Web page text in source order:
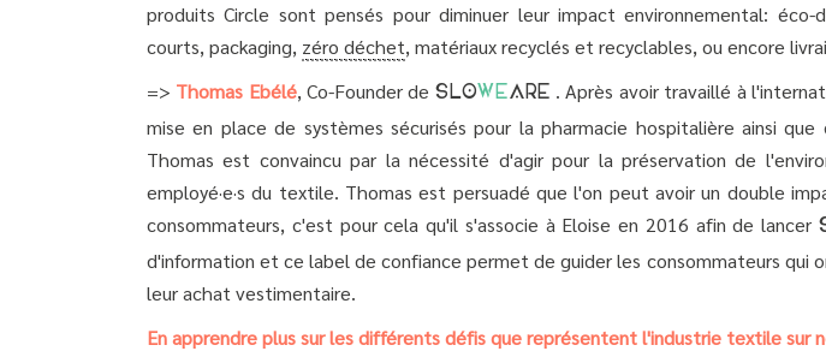
produits Circle sont pensés pour diminuer leur impact environnemental: éco-
courts, packaging, zéro déchet, matériaux recyclés et recyclables, ou encore
=> Thomas Ebélé, Co-Founder de SLOWEARE . Après avoir travaillé à
mise en place de systèmes sécurisés pour la pharmacie hospitalière ainsi
Thomas est convaincu par la nécessité d'agir pour la préservation de
employé·e·s du textile. Thomas est persuadé que l'on peut avoir un double
consommateurs, c'est pour cela qu'il s'associe à Eloise en 2016 afin de lancer
d'information et ce label de confiance permet de guider les consommateurs qui
leur achat vestimentaire.
En apprendre plus sur les différents défis que représentent l'industrie textile sur